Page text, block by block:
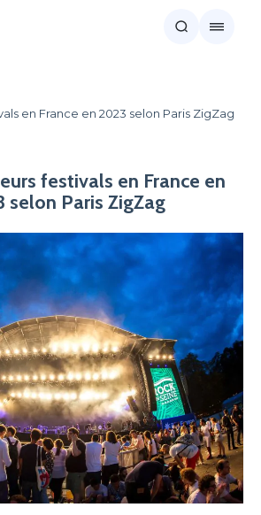
en France en 2023 selon Paris ZigZag
festivals en France en
selon Paris ZigZag